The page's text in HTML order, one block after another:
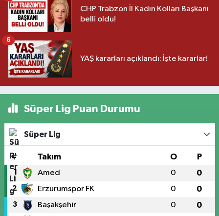
CHP Trabzon İl Kadın Kolları Başkanı
belli oldu!
YAŞ kararları açıklandı: İşte kararlar!
6
Süper Lig Puan Durumu
Süper Lig
# Takım O P
1 Amed 0 0
2 Erzurumspor FK 0 0
3 Başakşehir 0 0